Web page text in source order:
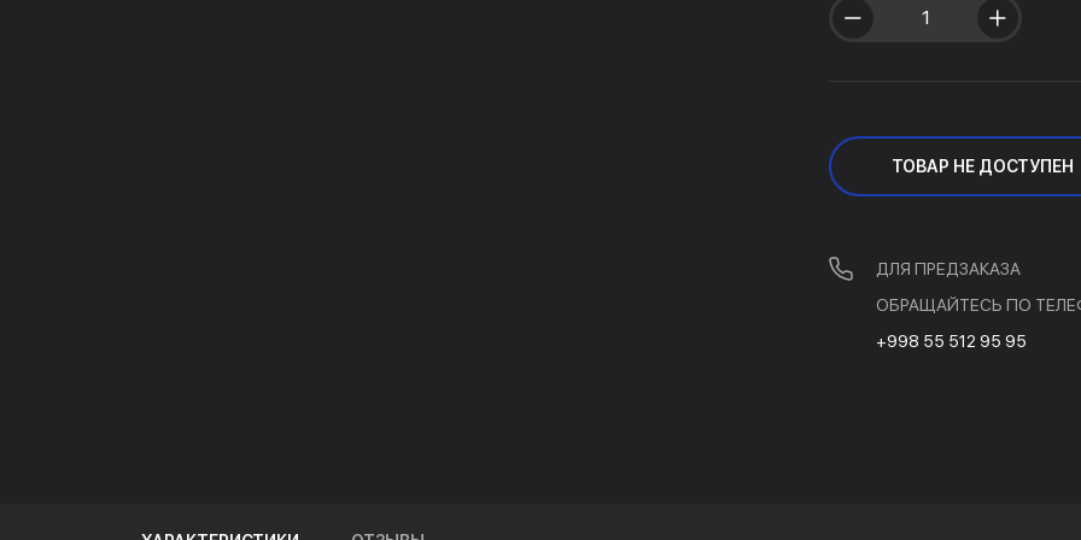
ТОВАР НЕ ДОСТУПЕН
ДЛЯ ПРЕДЗАКАЗА
ОБРАЩАЙТЕСЬ ПО
+998 55 512 95 95